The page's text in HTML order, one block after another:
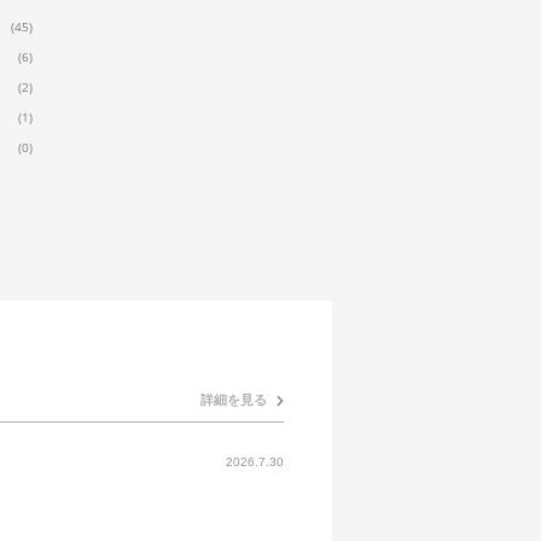
(45)
(6)
(2)
(1)
(0)
詳細を見る
2026.7.30